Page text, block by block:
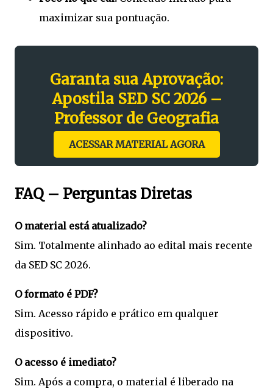
maximizar sua pontuação.
Garanta sua Aprovação:
Apostila SED SC 2026 –
Professor de Geografia
ACESSAR MATERIAL AGORA
FAQ – Perguntas Diretas
O material está atualizado?
Sim. Totalmente alinhado ao edital mais recente
da SED SC 2026.
O formato é PDF?
Sim. Acesso rápido e prático em qualquer
dispositivo.
O acesso é imediato?
Sim. Após a compra, o material é liberado na